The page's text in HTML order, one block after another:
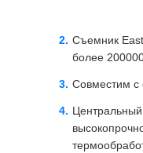
Съемник
более
Совместим с
Центральный